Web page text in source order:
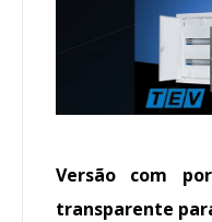
Versão com
transparente